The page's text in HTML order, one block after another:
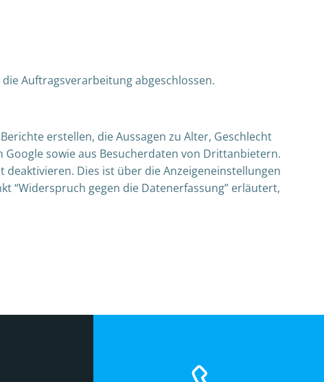
Auftragsverarbeitung abgeschlossen.
erstellen, die Aussagen zu Alter, Geschlecht
sowie aus Besucherdaten von Drittanbietern.
Dies ist über die Anzeigeneinstellungen
“Widerspruch gegen die Datenerfassung” erläutert,